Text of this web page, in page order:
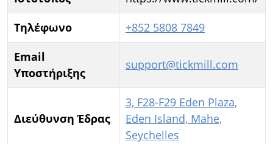
Τηλέφωνο
+852 5808 7849
Email
Υποστήριξης
support@tickmill.com
Διεύθυνση Έδρας
3, F28-F29 Eden Plaza,
Eden Island, Mahe,
Seychelles